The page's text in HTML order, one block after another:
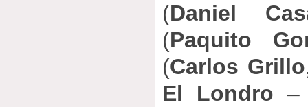
(Daniel
(Paquito
(Carlos Grillo
El Londro –